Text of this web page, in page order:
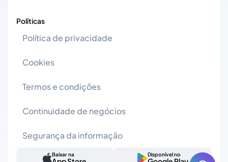
Políticas
Política de privacidade
Cookies
Termos e condições
Continuidade de negócios
Segurança da informação
Baixar na Disponível no